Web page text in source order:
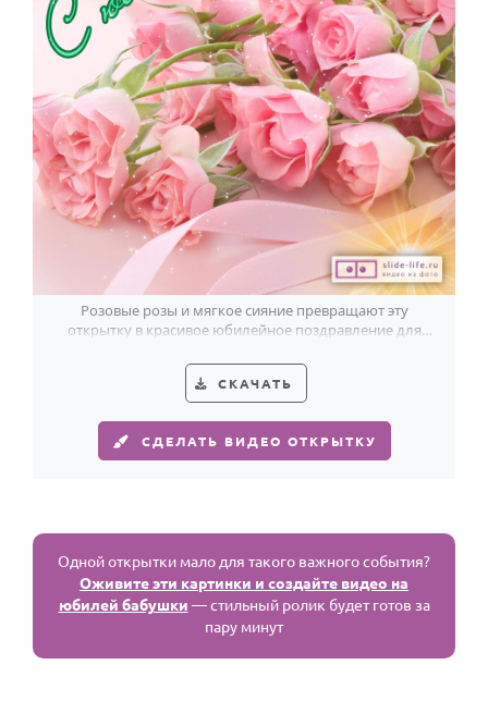
Розовые розы и мягкое сияние превращают эту
открытку в красивое юбилейное поздравление для
СКАЧАТЬ
СДЕЛАТЬ ВИДЕО ОТКРЫТКУ
Одной открытки мало для такого важного события?
Оживите эти картинки и создайте видео на
юбилей бабушки — стильный ролик будет готов за
пару минут